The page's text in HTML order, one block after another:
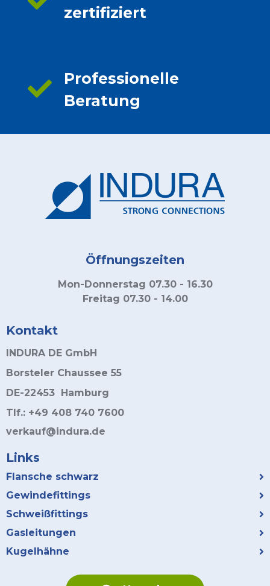
zertifiziert
Professionelle
Beratung
Öffnungszeiten
Mon-Donnerstag 07.30 - 16.30
Freitag 07.30 - 14.00
Kontakt
INDURA DE GmbH
Borsteler Chaussee 55
DE-22453 Hamburg
Tlf.: +49 408 740 7600
verkauf@indura.de
Links
Flansche schwarz
Gewindefittings
Schweißfittings
Gasleitungen
Kugelhähne